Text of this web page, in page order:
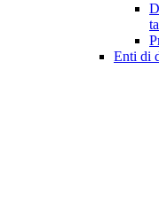
Enti di